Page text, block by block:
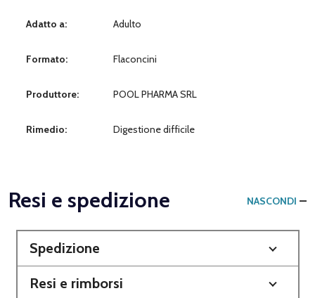
Adatto a: Adulto
Formato: Flaconcini
Produttore: POOL PHARMA SRL
Rimedio: Digestione difficile
Resi e spedizione NASCONDI
Spedizione
Resi e rimborsi